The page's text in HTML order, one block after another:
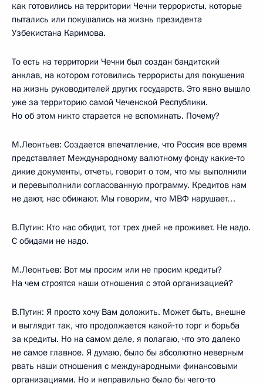
как готовились на территории Чечни террористы, которые
пытались или покушались на жизнь президента
Узбекистана Каримова.
То есть на территории Чечни был создан бандитский
анклав, на котором готовились террористы для покушения
на жизнь руководителей других государств. Это явно вышло
уже за территорию самой Чеченской Республики.
Но об этом никто старается не вспоминать. Почему?
М.Леонтьев: Создается впечатление, что Россия все время
представляет Международному валютному фонду какие‑то
дикие документы, отчеты, говорит о том, что мы выполнили
и перевыполнили согласованную программу. Кредитов нам
не дают, нас обижают. Мы говорим, что МВФ нарушает…
В.Путин: Кто нас обидит, тот трех дней не проживет. Не надо.
С обидами не надо.
М.Леонтьев: Вот мы просим или не просим кредиты?
На чем строятся наши отношения с этой организацией?
В.Путин: Я просто хочу Вам доложить. Может быть, внешне
и выглядит так, что продолжается какой‑то торг и борьба
за кредиты. Но на самом деле, я полагаю, что это далеко
не самое главное. Я думаю, было бы абсолютно неверным
рвать наши отношения с международными финансовыми
организациями. Но и неправильно было бы чего‑то